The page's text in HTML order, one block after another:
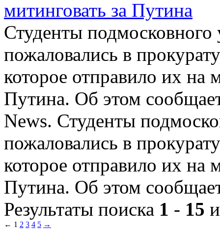
митинговать за Путина
Студенты
пожаловались в
которое отправило их
Путина. Об этом
News. Студенты
пожаловались в
которое отправило их
Путина. Об этом
Результаты поиска 1 - 15
← 1 2 3 4 5 →